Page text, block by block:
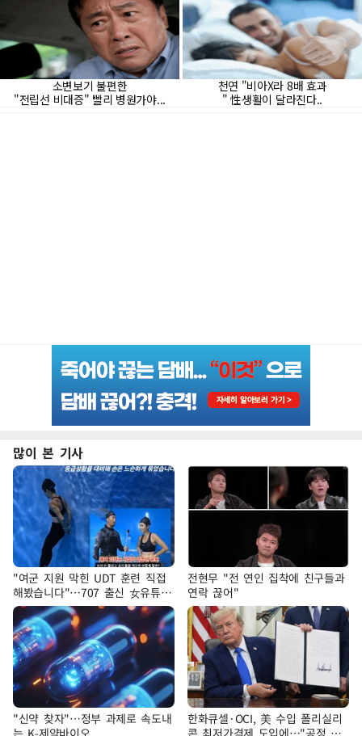
많이 본 기사
"여군 지원 막힌 UDT 훈련 직접
해봤습니다"…707 출신 女유튜버
'완벽 소화'
전현무 "전 연인 집착에 친구들과
연락 끊어"
"신약 찾자"…정부 과제로 속도내
는 K-제약바이오
한화큐셀·OCI, 美 수입 폴리실리
콘 최저가격제 도입에…"공정 경